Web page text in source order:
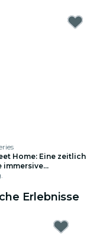
Home: Eine zeitlich
immersive
in London
Erlebnisse